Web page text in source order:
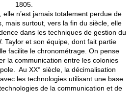
1805.
elle n’est jamais totalement perdue de
mais surtout, vers la fin du siècle, elle
dans les techniques de gestion du
Taylor et son équipe, dont fait partie
facilite le chronométrage. On pense
la communication entre les colonies
Au XX° siècle, la décimalisation
les technologies utilisant une base
de la communication et de